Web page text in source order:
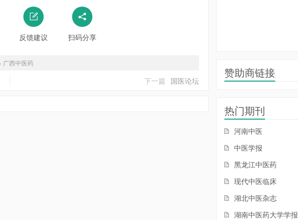
反馈建议 扫码分享
广西中医药
下一篇 国医论坛
赞助商链接
热门期刊
河南中医
中医学报
黑龙江中医药
现代中医临床
湖北中医杂志
湖南中医药大学学报